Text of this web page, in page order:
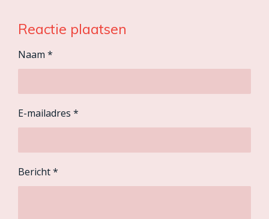
Reactie plaatsen
Naam *
E-mailadres *
Bericht *